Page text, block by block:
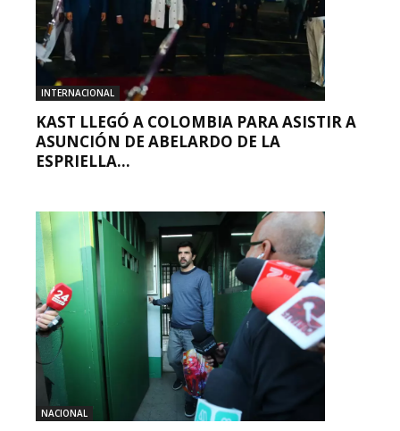
INTERNACIONAL
KAST LLEGÓ A COLOMBIA PARA ASISTIR A
ASUNCIÓN DE ABELARDO DE LA
ESPRIELLA...
NACIONAL